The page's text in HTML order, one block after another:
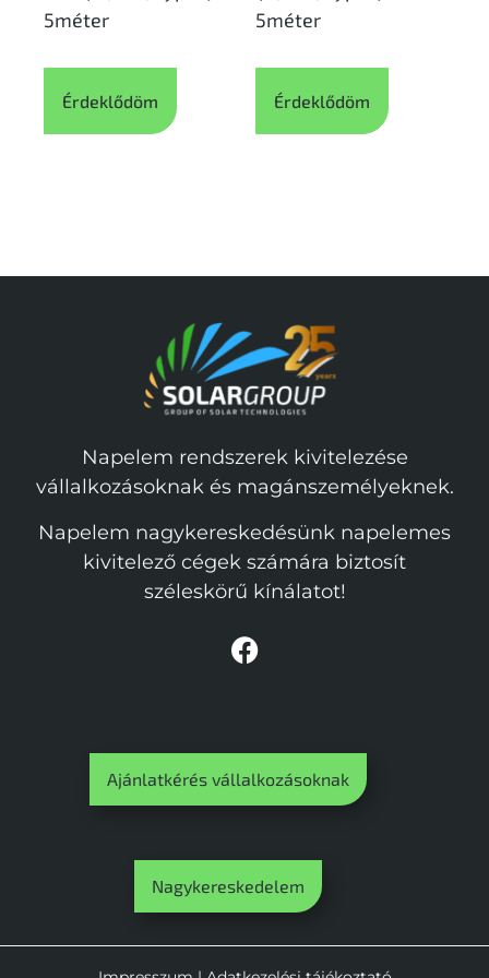
5méter
Érdeklődöm
5méter
Érdeklődöm
Napelem rendszerek kivitelezése
vállalkozásoknak és magánszemélyeknek.
Napelem nagykereskedésünk napelemes
kivitelező cégek számára biztosít
széleskörű kínálatot!
Ajánlatkérés vállalkozásoknak
Nagykereskedelem